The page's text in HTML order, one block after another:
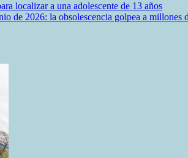
localizar a una adolescente de 13 años
de 2026: la obsolescencia golpea a millones